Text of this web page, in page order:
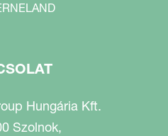
Hungária Kft.
Szolnok,